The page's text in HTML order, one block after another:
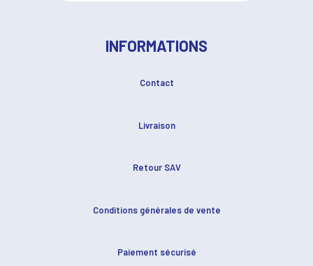
INFORMATIONS
Contact
Livraison
Retour SAV
Conditions générales de vente
Paiement sécurisé